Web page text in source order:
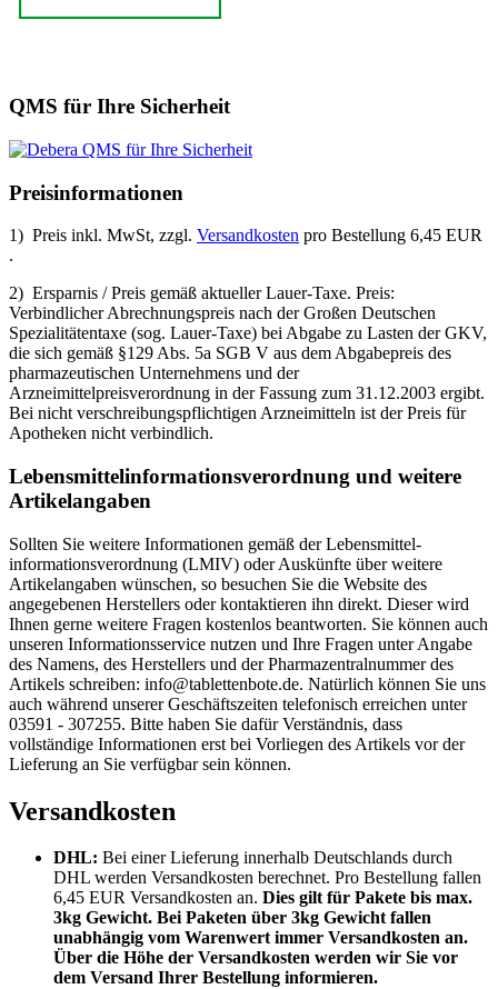
QMS für Ihre Sicherheit
Preisinformationen
1) Preis inkl. MwSt, zzgl. Versandkosten pro Bestellung 6,45 EUR
.
2) Ersparnis / Preis gemäß aktueller Lauer-Taxe. Preis:
Verbindlicher Abrechnungspreis nach der Großen Deutschen
Spezialitätentaxe (sog. Lauer-Taxe) bei Abgabe zu Lasten der GKV,
die sich gemäß §129 Abs. 5a SGB V aus dem Abgabepreis des
pharmazeutischen Unternehmens und der
Arzneimittelpreisverordnung in der Fassung zum 31.12.2003 ergibt.
Bei nicht verschreibungspflichtigen Arzneimitteln ist der Preis für
Apotheken nicht verbindlich.
Lebensmittel­informations­verordnung und weitere
Artikelangaben
Sollten Sie weitere Informationen gemäß der Lebensmittel­
informations­verordnung (LMIV) oder Auskünfte über weitere
Artikelangaben wünschen, so besuchen Sie die Website des
angegebenen Herstellers oder kontaktieren ihn direkt. Dieser wird
Ihnen gerne weitere Fragen kostenlos beantworten. Sie können auch
unseren Informationsservice nutzen und Ihre Fragen unter Angabe
des Namens, des Herstellers und der Pharmazentralnummer des
Artikels schreiben: info@tablettenbote.de. Natürlich können Sie uns
auch während unserer Geschäftszeiten telefonisch erreichen unter
03591 - 307255. Bitte haben Sie dafür Verständnis, dass
vollständige Informationen erst bei Vorliegen des Artikels vor der
Lieferung an Sie verfügbar sein können.
Versandkosten
DHL: Bei einer Lieferung innerhalb Deutschlands durch
DHL werden Versandkosten berechnet. Pro Bestellung fallen
6,45 EUR Versandkosten an. Dies gilt für Pakete bis max.
3kg Gewicht. Bei Paketen über 3kg Gewicht fallen
unabhängig vom Warenwert immer Versandkosten an.
Über die Höhe der Versandkosten werden wir Sie vor
dem Versand Ihrer Bestellung informieren.